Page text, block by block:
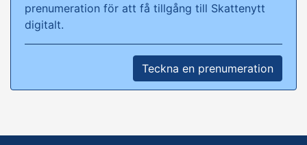
prenumeration för att få tillgång till Skattenytt
digitalt.
Teckna en prenumeration